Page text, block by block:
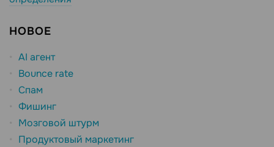
НОВОЕ
AI агент
Bounce rate
Спам
Фишинг
Мозговой штурм
Продуктовый маркетинг